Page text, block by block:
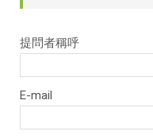
提問者稱呼
E-mail